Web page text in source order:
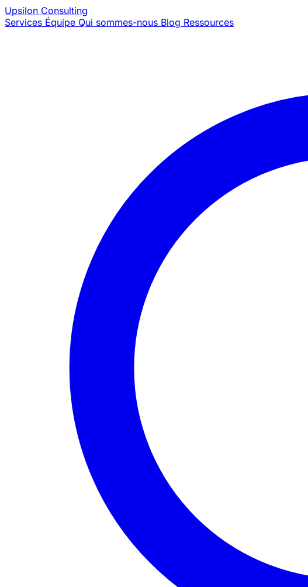
Upsilon Consulting
Services Équipe Qui sommes-nous Blog Ressources